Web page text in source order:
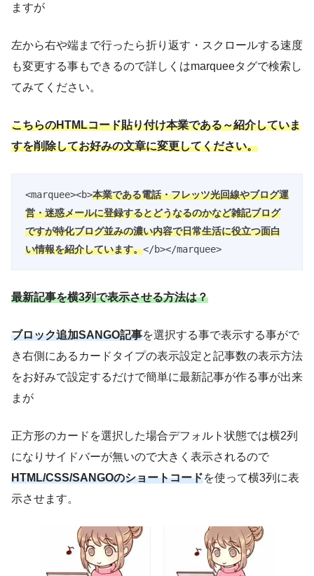
ますが
左から右や端まで行ったら折り返す・スクロールする速度
も変更する事もできるので詳しくはmarqueeタグで検索し
てみてください。
こちらのHTMLコード貼り付け本業である～紹介していま
すを削除してお好みの文章に変更してください。
<marquee><b>本業である電話・フレッツ光回線やブログ運
営・迷惑メールに登録するとどうなるのかなど雑記ブログ
ですが特化ブログ並みの濃い内容で日常生活に役立つ面白
い情報を紹介しています。</b></marquee>
最新記事を横3列で表示させる方法は？
ブロック追加SANGO記事を選択する事で表示する事がで
き右側にあるカードタイプの表示設定と記事数の表示方法
をお好みで設定するだけで簡単に最新記事が作る事が出来
まが
正方形のカードを選択した場合デフォルト状態では横2列
になりサイドバーが無いので大きく表示されるので
HTML/CSS/SANGOのショートコードを使って横3列に表
示させます。